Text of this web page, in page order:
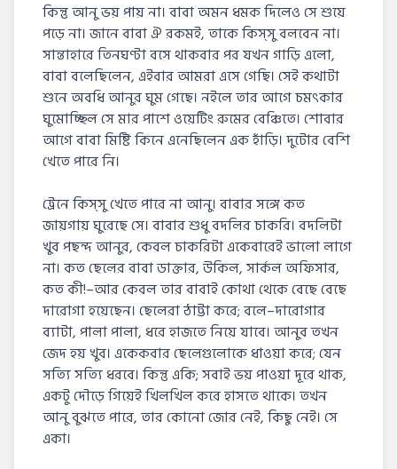
কিন্তু আনু ভয় পায় না। বাবা অমন ধমক দিলেও সে শুয়ে
পড়ে না। জানে বাবা ঐ রকমই, তাকে কিস্‌সু বলবেন না।
সান্তাহারে তিনঘণ্টা বসে থাকবার পর যখন গাড়ি এলো,
বাবা বলেছিলেন, এইবার আমরা এসে গেছি। সেই কথাটা
শুনে অবধি আনুর ঘুম গেছে। নইলে তার আগে চমৎকার
ঘুমোচ্ছিল সে মার পাশে ওয়েটিং রুমের বেঞ্চিতে। শোবার
আগে বাবা মিষ্টি কিনে এনেছিলেন এক হাঁড়ি। দুটোর বেশি
খেতে পারে নি।
ট্রেনে কিস্‌সু খেতে পারে না আনু। বাবার সঙ্গে কত
জায়গায় ঘুরেছে সে। বাবার শুধু বদলির চাকরি। বদলিটা
খুব পছন্দ আনুর, কেবল চাকরিটা একেবারেই ভালো লাগে
না। কত ছেলের বাবা ডাক্তার, উকিল, সার্কল অফিসার,
কত কী!–আর কেবল তার বাবাই কোথা থেকে বেছে বেছে
দারোগা হয়েছেন। ছেলেরা ঠাট্টা করে; বলে–দারোগার
ব্যাটা, পালা পালা, ধরে হাজতে নিয়ে যাবে। আনুব তখন
জেদ হয় খুব। একেকবার ছেলেগুলোকে ধাওয়া করে; যেন
সত্যি সত্যি ধরবে। কিন্তু একি; সবাই ভয় পাওয়া দূরে থাক,
একটু দৌড়ে গিয়েই খিলখিল করে হাসতে থাকে। তখন
আনু বুঝতে পারে, তার কোনো জোর নেই, কিছু নেই। সে
একা।